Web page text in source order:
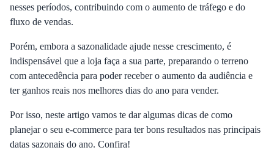
nesses períodos, contribuindo com o aumento de tráfego e do
fluxo de vendas.
Porém, embora a sazonalidade ajude nesse crescimento, é
indispensável que a loja faça a sua parte, preparando o terreno
com antecedência para poder receber o aumento da audiência e
ter ganhos reais nos melhores dias do ano para vender.
Por isso, neste artigo vamos te dar algumas dicas de como
planejar o seu e-commerce para ter bons resultados nas principais
datas sazonais do ano. Confira!